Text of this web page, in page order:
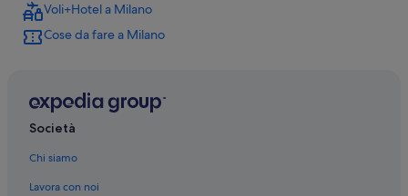
Centro di Milano: Hotel con servizio concierge
Centro di Milano: Boutique hotel
Centro di Milano: Hotel sulla neve
Lombardia: Hotel sulla neve
Lombardia: Resort e hotel con spa
Lombardia: Hotel LGBTQIA+
Voli+Hotel a Milano
Cose da fare a Milano
Società
Chi siamo
Lavora con noi